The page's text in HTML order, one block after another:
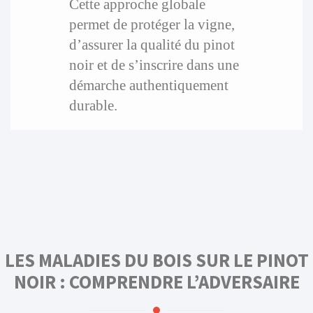
Cette approche globale
permet de protéger la vigne,
d’assurer la qualité du pinot
noir et de s’inscrire dans une
démarche authentiquement
durable.
LES MALADIES DU BOIS SUR LE PINOT
NOIR : COMPRENDRE L’ADVERSAIRE